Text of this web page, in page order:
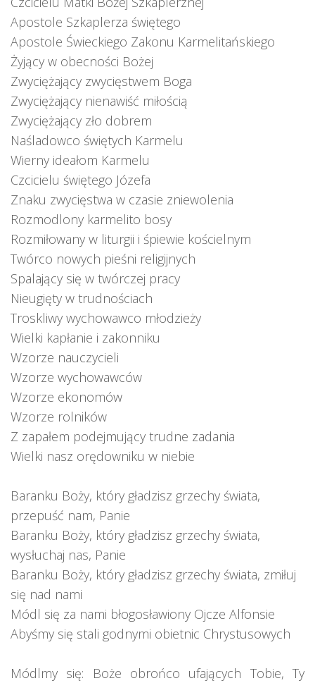
Apostole Szkaplerza świętego
Apostole Świeckiego Zakonu Karmelitańskiego
Żyjący w obecności Bożej
Zwyciężający zwycięstwem Boga
Zwyciężający nienawiść miłością
Zwyciężający zło dobrem
Naśladowco świętych Karmelu
Wierny ideałom Karmelu
Czcicielu świętego Józefa
Znaku zwycięstwa w czasie zniewolenia
Rozmodlony karmelito bosy
Rozmiłowany w liturgii i śpiewie kościelnym
Twórco nowych pieśni religijnych
Spalający się w twórczej pracy
Nieugięty w trudnościach
Troskliwy wychowawco młodzieży
Wielki kapłanie i zakonniku
Wzorze nauczycieli
Wzorze wychowawców
Wzorze ekonomów
Wzorze rolników
Z zapałem podejmujący trudne zadania
Wielki nasz orędowniku w niebie
Baranku Boży, który gładzisz grzechy świata,
przepuść nam, Panie
Baranku Boży, który gładzisz grzechy świata,
wysłuchaj nas, Panie
Baranku Boży, który gładzisz grzechy świata, zmiłuj
się nad nami
Módl się za nami błogosławiony Ojcze Alfonsie
Abyśmy się stali godnymi obietnic Chrystusowych
Módlmy się: Boże obrońco ufających Tobie, Ty